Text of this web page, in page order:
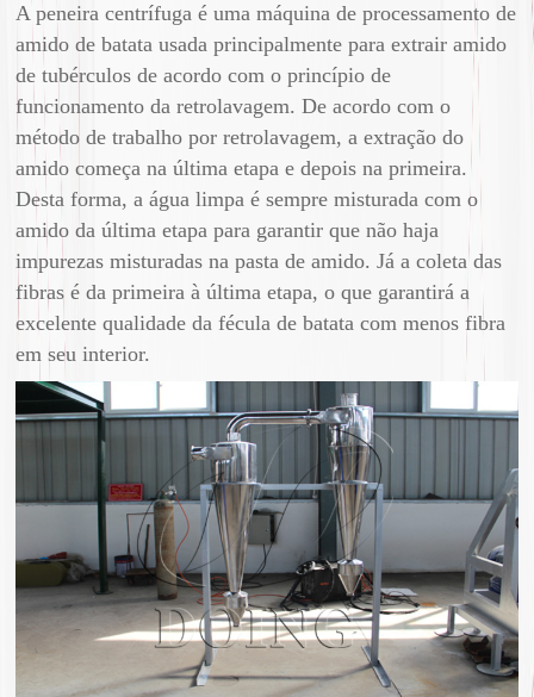
A peneira centrífuga é uma máquina de processamento de
amido de batata usada principalmente para extrair amido
de tubérculos de acordo com o princípio de
funcionamento da retrolavagem. De acordo com o
método de trabalho por retrolavagem, a extração do
amido começa na última etapa e depois na primeira.
Desta forma, a água limpa é sempre misturada com o
amido da última etapa para garantir que não haja
impurezas misturadas na pasta de amido. Já a coleta das
fibras é da primeira à última etapa, o que garantirá a
excelente qualidade da fécula de batata com menos fibra
em seu interior.